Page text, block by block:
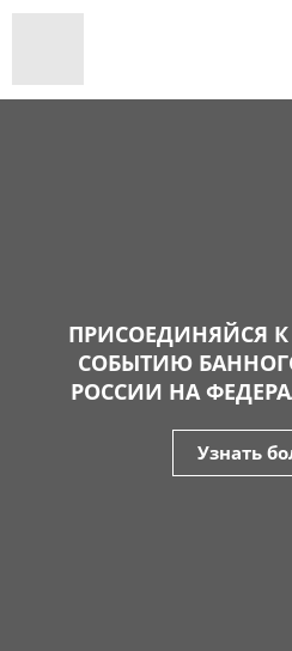
ПРИСОЕДИНЯЙСЯ
СОБЫТИЮ
РОССИИ НА
Узнать